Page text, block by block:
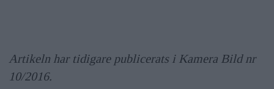
Artikeln har tidigare publicerats i Kamera Bild nr
10/2016.